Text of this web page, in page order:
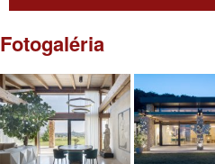
Fotogaléria